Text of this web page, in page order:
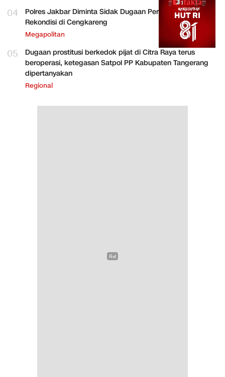
04
Polres Jakbar Diminta Sidak Dugaan Perakitan HP
Rekondisi di Cengkareng
Megapolitan
05
Dugaan prostitusi berkedok pijat di Citra Raya terus
beroperasi, ketegasan Satpol PP Kabupaten Tangerang
dipertanyakan
Regional